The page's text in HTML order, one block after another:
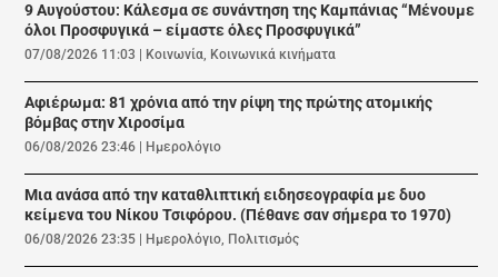
9 Αυγούστου: Κάλεσμα σε συνάντηση της Καμπάνιας “Μένουμε
όλοι Προσφυγικά – είμαστε όλες Προσφυγικά”
07/08/2026 11:03 Κοινωνία, Κοινωνικά κινήματα
Αφιέρωμα: 81 χρόνια από την ρίψη της πρώτης ατομικής
βόμβας στην Χιροσίμα
06/08/2026 23:46 Ημερολόγιο
Μια ανάσα από την καταθλιπτική ειδησεογραφία με δυο
κείμενα του Νίκου Τσιφόρου. (Πέθανε σαν σήμερα το 1970)
06/08/2026 23:35 Ημερολόγιο, Πολιτισμός